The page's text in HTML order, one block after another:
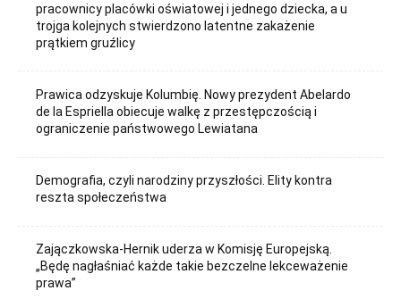
pracownicy placówki oświatowej i jednego dziecka, a u
trojga kolejnych stwierdzono latentne zakażenie
prątkiem gruźlicy
Prawica odzyskuje Kolumbię. Nowy prezydent Abelardo
de la Espriella obiecuje walkę z przestępczością i
ograniczenie państwowego Lewiatana
Demografia, czyli narodziny przyszłości. Elity kontra
reszta społeczeństwa
Zajączkowska-Hernik uderza w Komisję Europejską.
„Będę nagłaśniać każde takie bezczelne lekceważenie
prawa”